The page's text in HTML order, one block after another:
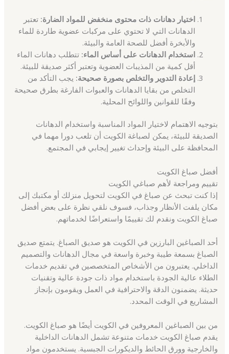
اختيار دهانات ذات محتوى منخفض للمواد الضارة: تعتبر
الدهانات التي لا تحتوي على مركبات عضوية طاردة للماء
والأبخرة أفضل للصحة العامة والبيئة.
استخدام الدهانات على أساس الماء: تتطلب دهانات الماء
أقل كمية من المذيبات العضوية وتعتبر أكثر صديقة للبيئة.
إعادة التدوير والتخلص بصورة صحيحة: يجب التأكد من
التخلص من بقايا الدهانات والعبوات الفارغة بطرق صحيحة
وفقًا للقوانين واللوائح المحلية.
بتوجيه الاهتمام لاختيار المواد المناسبة واستخدام الدهانات
الصديقة للبيئة، يمكن لصباغة الكويت أن تلعب دورا مهما في
المحافظة على البيئة وإحداث تغيير إيجابي في المجتمع.
أفضل صباغ الكويت
تقييم ومراجعة لأهم صباغي الكويت
إذا كنت تبحث عن صباغ في الكويت لتحويل منزلك أو مكتبك إلى
مكان يلفت الأنظار وجذاب، فسوف نلقي نظرة على بعض أفضل
صباغ الكويت ونقدم لك تقييمًا واستعراضًا لخدماتهم.
أحد الصباغين البارزين في الكويت هو صديق الصباغ. يتمتع صديق
الصباغ بسمعة طيبة وخبرة واسعة في مجال الدهانات والتصميم
الداخلي. يعتبرون من الأشخاص المتخصصين في تقديم خدمات
الطلاء عالية الجودة باستخدام مواد ذات جودة عالية وتقنيات
حديثة. يضمنون الدقة والاحترافية في العمل ويقومون بإنجاز
المشاريع في الوقت المحدد.
من بين الصباغين المعروفين في الكويت أيضًا هو صباغ الكويت.
يقدم صباغ الكويت خدمات متنوعة تشمل الدهانات الداخلية
والخارجية وورق الحائط والديكورات الجبسية. يستخدمون مواد